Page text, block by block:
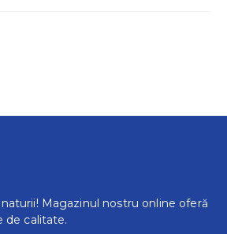
Magazinul nostru online oferă
de calitate.